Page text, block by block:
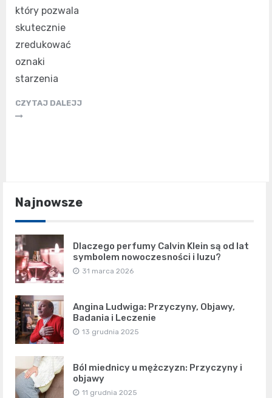
który pozwala
skutecznie
zredukować
oznaki
starzenia
CZYTAJ DALEJJ
Najnowsze
Dlaczego perfumy Calvin Klein są od lat
symbolem nowoczesności i luzu?
31 marca 2026
Angina Ludwiga: Przyczyny, Objawy,
Badania i Leczenie
13 grudnia 2025
Ból miednicy u mężczyzn: Przyczyny i
objawy
11 grudnia 2025